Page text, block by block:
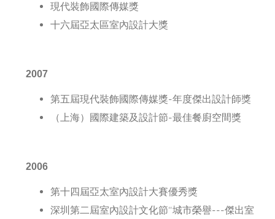
現代裝飾國際傳媒獎
十六屆亞太區室內設計大獎
2007
第五屆現代裝飾國際傳媒獎-年度傑出設計師獎
（上海）國際建築及設計節-最佳餐廚空間獎
2006
第十四屆亞太室內設計大賽優秀獎
深圳第二屆室內設計文化節“城市榮譽---傑出室